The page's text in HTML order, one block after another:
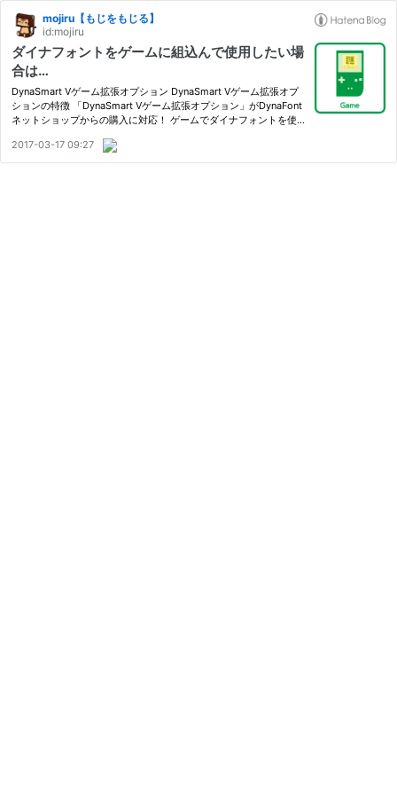
mojiru【もじをもじる】
id:mojiru
ダイナフォントをゲームに組込んで使用したい場
合は…
DynaSmart Vゲーム拡張オプション DynaSmart Vゲーム拡張オプ
ションの特徴 「DynaSmart Vゲーム拡張オプション」がDynaFont
ネットショップからの購入に対応！ ゲームでダイナフォントを使
こちら DynaSmart Vゲーム拡張オプション ダイナフォントをテレ
ビゲーム…
2017-03-17 09:27